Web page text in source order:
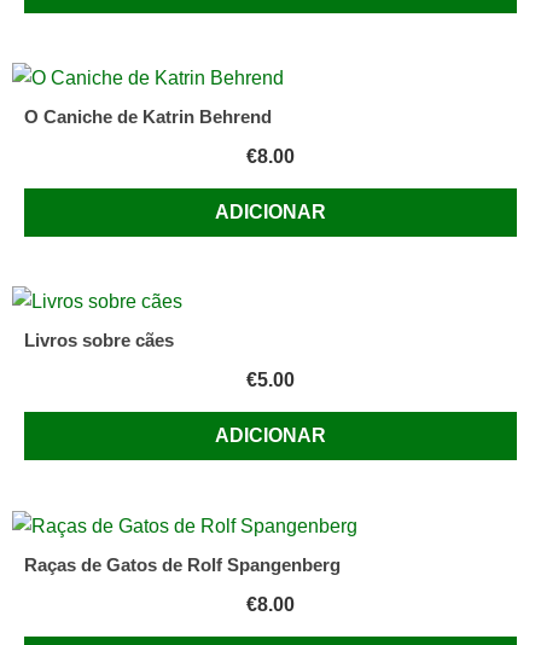
O Caniche de Katrin Behrend
€8.00
ADICIONAR
Livros sobre cães
€5.00
ADICIONAR
Raças de Gatos de Rolf Spangenberg
€8.00